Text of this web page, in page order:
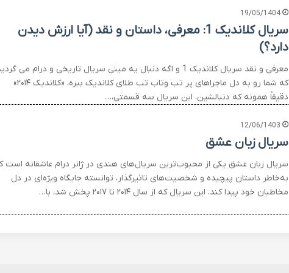
19/05/1404
سریال کلاندیک 1: معرفی، داستان و نقد (آیا ارزش دیدن
دارد؟)
معرفی و نقد سریال کلاندیک 1 و اگه دنبال یه مینی سریال تاریخی و درام می
که شما رو به دل ماجراهای پر تب وتاب تب طلای کلاندیک ببره، «کلاندیک ۲۰۱۴»
دقیقاً همونه که دنبالشین. این سریال سه قسمتی،…
12/06/1403
سریال زبان عشق
سریال زبان عشق یکی از محبوب‌ترین سریال‌های هندی در ژانر درام عاشقانه است
به‌خاطر داستان پیچیده و شخصیت‌های تاثیرگذار، توانسته جایگاه ویژه‌ای در دل
مخاطبان خود پیدا کند. این سریال که از سال ۲۰۱۴ تا ۲۰۱۷ پخش شد، با…